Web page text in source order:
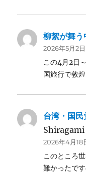
柳絮が舞う
2026年5月2日
この4月2日
国旅行で敦
台湾・国
Shiragami
2026年4月18
このところ
難かったで